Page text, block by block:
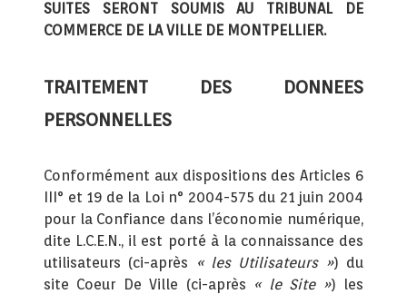
SUITES SERONT SOUMIS AU TRIBUNAL DE
COMMERCE DE LA VILLE DE MONTPELLIER.
TRAITEMENT DES DONNEES
PERSONNELLES
Conformément aux dispositions des Articles 6
III° et 19 de la Loi n° 2004-575 du 21 juin 2004
pour la Confiance dans l’économie numérique,
dite L.C.E.N., il est porté à la connaissance des
utilisateurs (ci-après
« les Utilisateurs ») du
site Coeur De Ville (ci-après « le Site ») les